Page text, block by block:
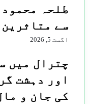
طلحہ
سے
اگست 5, 2026
چترال میں
اور دہشت
کی جان و